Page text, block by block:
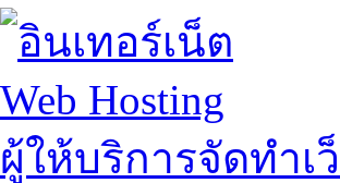
Web Hosting
ผู้ให้บริการจัดทำเ